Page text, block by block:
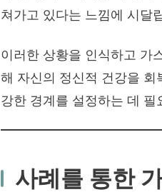
쳐가고 있다는 느낌에 시달
이러한 상황을 인식하고 가
해 자신의 정신적 건강을 회
강한 경계를 설정하는 데
사례를 통한